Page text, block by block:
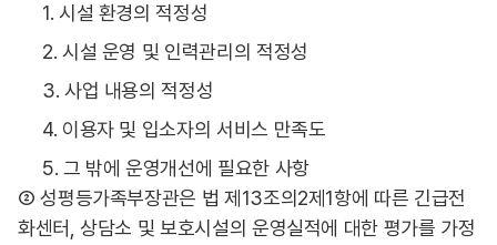
1. 시설 환경의 적정성
2. 시설 운영 및 인력관리의 적정성
3. 사업 내용의 적정성
4. 이용자 및 입소자의 서비스 만족도
5. 그 밖에 운영개선에 필요한 사항
② 성평등가족부장관은 법 제13조의2제1항에 따른 긴급전
화센터, 상담소 및 보호시설의 운영실적에 대한 평가를 가정